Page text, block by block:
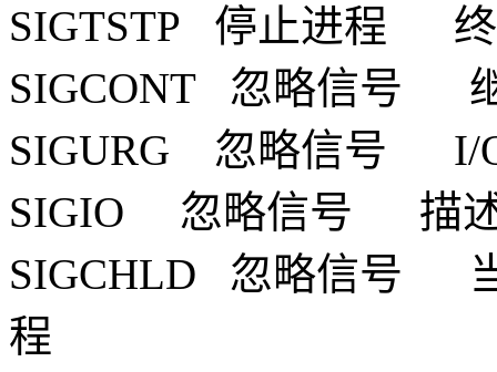
SIGTSTP 停止进程 终
SIGCONT 忽略信号
SIGURG 忽略信号 I/
SIGIO 忽略信号 描述
SIGCHLD 忽略信号 当
程